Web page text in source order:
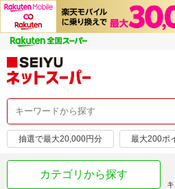
抽選で最大20,000円分 最大200ポ
カテゴリから探す